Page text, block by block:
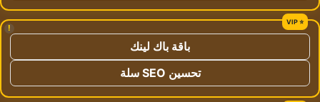
!
باقة باك لينك
تحسين SEO سلة